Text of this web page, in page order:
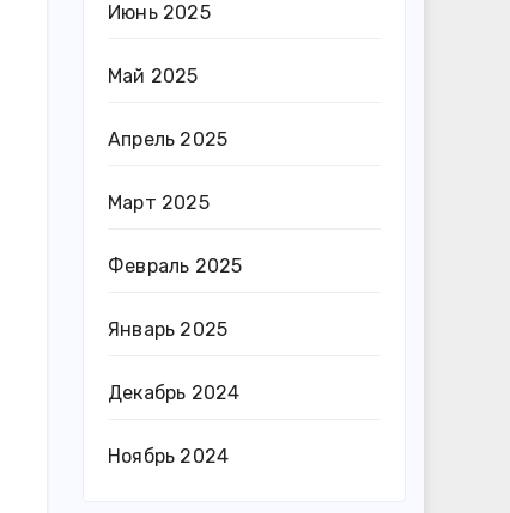
Июнь 2025
Май 2025
Апрель 2025
Март 2025
Февраль 2025
Январь 2025
Декабрь 2024
Ноябрь 2024